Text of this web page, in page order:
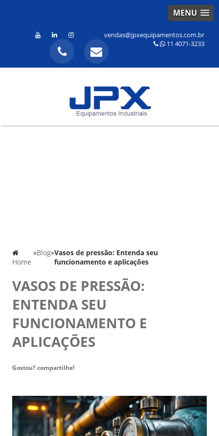
MENU
vendas@jpxequipamentos.com.br
11 4071-3233
Home
»Blog»Vasos de pressão: Entenda seu
funcionamento e aplicações
VASOS DE PRESSÃO:
ENTENDA SEU
FUNCIONAMENTO E
APLICAÇÕES
Gostou? compartilhe!